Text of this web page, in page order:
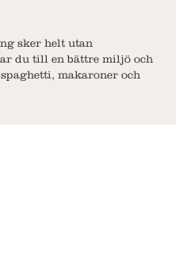
sker helt utan
du till en bättre miljö och
makaroner och